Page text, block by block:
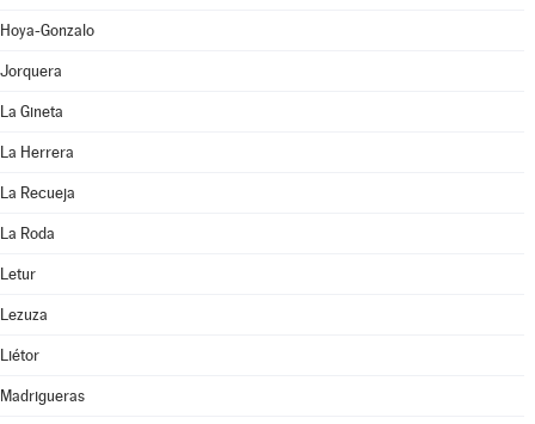
Hoya-Gonzalo
Jorquera
La Gineta
La Herrera
La Recueja
La Roda
Letur
Lezuza
Liétor
Madrigueras